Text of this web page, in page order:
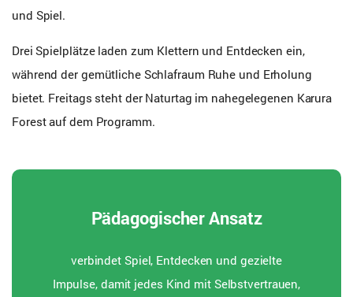
und Spiel.
Drei Spielplätze laden zum Klettern und Entdecken ein,
während der gemütliche Schlafraum Ruhe und Erholung
bietet. Freitags steht der Naturtag im nahegelegenen Karura
Forest auf dem Programm.
Pädagogischer Ansatz
verbindet Spiel, Entdecken und gezielte
Impulse, damit jedes Kind mit Selbstvertrauen,